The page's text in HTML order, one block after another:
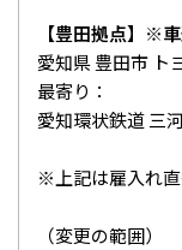
【豊田拠点】※
愛知県 豊田市 ト
最寄り：
愛知環状鉄道 三
※上記は雇入れ直
（変更の範囲）